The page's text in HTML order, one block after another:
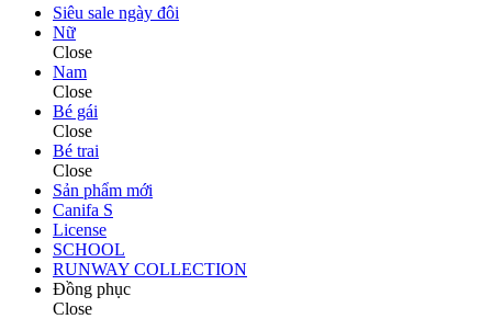
Siêu sale ngày đôi
Nữ
Close
Nam
Close
Bé gái
Close
Bé trai
Close
Sản phẩm mới
Canifa S
License
SCHOOL
RUNWAY COLLECTION
Đồng phục
Close